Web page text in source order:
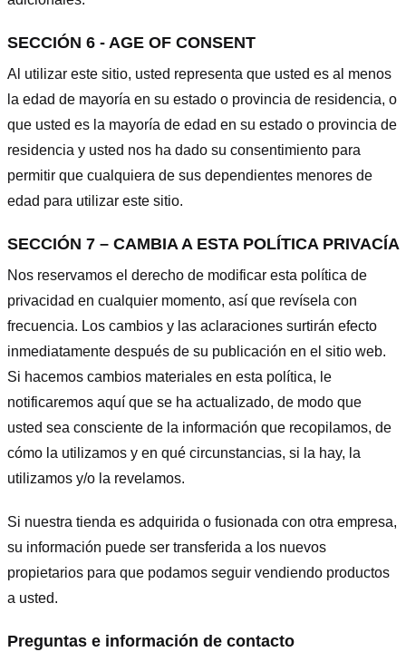
SECCIÓN 6 - AGE OF CONSENT
Al utilizar este sitio, usted representa que usted es al menos
la edad de mayoría en su estado o provincia de residencia, o
que usted es la mayoría de edad en su estado o provincia de
residencia y usted nos ha dado su consentimiento para
permitir que cualquiera de sus dependientes menores de
edad para utilizar este sitio.
SECCIÓN 7 – CAMBIA A ESTA POLÍTICA PRIVACÍA
Nos reservamos el derecho de modificar esta política de
privacidad en cualquier momento, así que revísela con
frecuencia. Los cambios y las aclaraciones surtirán efecto
inmediatamente después de su publicación en el sitio web.
Si hacemos cambios materiales en esta política, le
notificaremos aquí que se ha actualizado, de modo que
usted sea consciente de la información que recopilamos, de
cómo la utilizamos y en qué circunstancias, si la hay, la
utilizamos y/o la revelamos.
Si nuestra tienda es adquirida o fusionada con otra empresa,
su información puede ser transferida a los nuevos
propietarios para que podamos seguir vendiendo productos
a usted.
Preguntas e información de contacto